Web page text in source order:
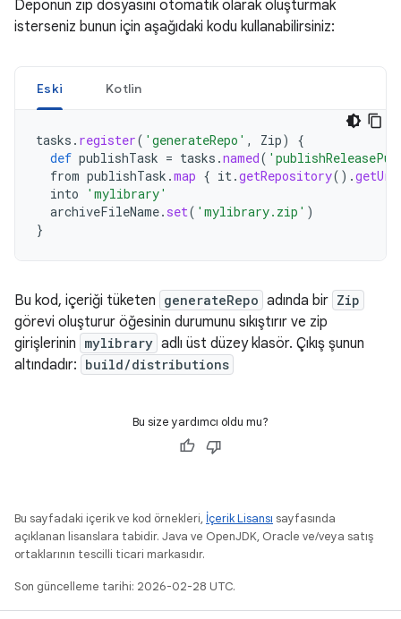
Deponun zip dosyasını otomatik olarak oluşturmak
isterseniz bunun için aşağıdaki kodu kullanabilirsiniz:
Eski Kotlin
tasks . register( 'generateRepo' , Zip)
{
def publishTask = tasks .named(
from publishTask .map { it.getRepository().getUrl
into
'mylibrary'
archiveFileName. set( 'mylibrary.zip' )
}
Bu kod, içeriği tüketen generateRepo adında bir Zip
görevi oluşturur öğesinin durumunu sıkıştırır ve zip
girişlerinin mylibrary adlı üst düzey klasör. Çıkış şunun
altındadır: build/distributions
Bu size yardımcı oldu mu?
Bu sayfadaki içerik ve kod örnekleri, İçerik Lisansı sayfasında
açıklanan lisanslara tabidir. Java ve OpenJDK, Oracle ve/veya satış
ortaklarının tescilli ticari markasıdır.
Son güncelleme tarihi: 2026-02-28 UTC.